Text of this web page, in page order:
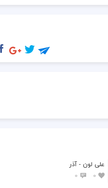
نه نداری دیگ  هیچ راه درو
علی لون - آذر
0
0